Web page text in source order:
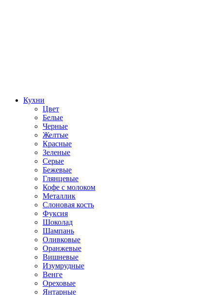
Кухни
Цвет
Белые
Черные
Желтые
Красные
Зеленые
Серые
Бежевые
Глянцевые
Кофе с молоком
Металлик
Слоновая кость
Фуксия
Шоколад
Шампань
Оливковые
Оранжевые
Вишневые
Изумрудные
Венге
Ореховые
Янтарные